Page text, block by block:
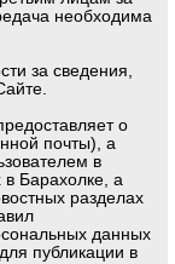
необходима
за сведения,
о
почты), а
в
Барахолке, а
разделах
данных
публикации в